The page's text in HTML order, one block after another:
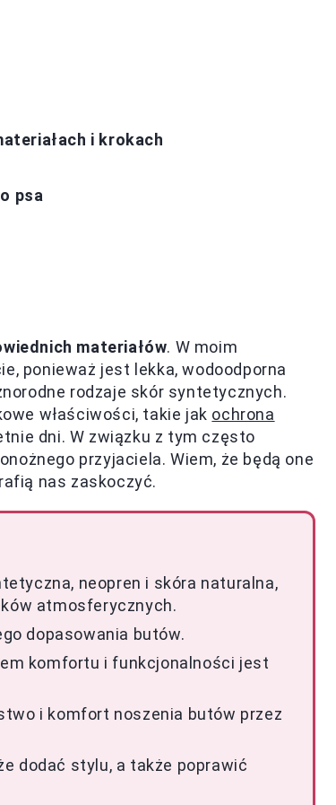
i krokach
psa
materiałów. W moim
ponieważ jest lekka, wodoodporna
rodzaje skór syntetycznych.
właściwości, takie jak ochrona
dni. W związku z tym często
przyjaciela. Wiem, że będą one
nas zaskoczyć.
neopren i skóra naturalna,
atmosferycznych.
dopasowania butów.
komfortu i funkcjonalności jest
i komfort noszenia butów przez
dodać stylu, a także poprawić